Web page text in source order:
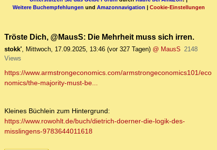
Weitere Buchempfehlungen und Amazonnavigation | Cookie-Einstellungen
Tröste Dich, @MausS: Die Mehrheit muss sich irren.
stokk', Mittwoch, 17.09.2025, 13:46 (vor 327 Tagen) @ MausS 2148
Views
https://www.armstrongeconomics.com/armstrongeconomics101/eco
nomics/the-majority-must-be...
Kleines Büchlein zum Hintergrund:
https://www.rowohlt.de/buch/dietrich-doerner-die-logik-des-
misslingens-9783644011618